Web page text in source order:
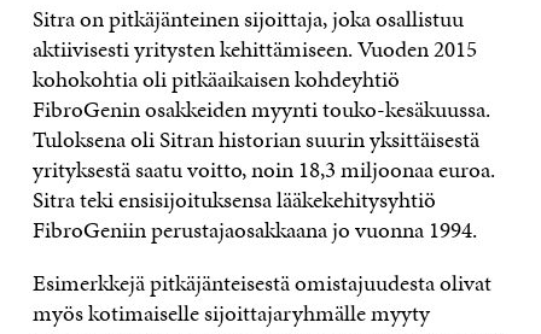
Sitra on pitkäjänteinen sijoittaja, joka osallistuu
aktiivisesti yritysten kehittämiseen. Vuoden 2015
kohokohtia oli pitkäaikaisen kohdeyhtiö
FibroGenin osakkeiden myynti touko-kesäkuussa.
Tuloksena oli Sitran historian suurin yksittäisestä
yrityksestä saatu voitto, noin 18,3 miljoonaa euroa.
Sitra teki ensisijoituksensa lääkekehitysyhtiö
FibroGeniin perustajaosakkaana jo vuonna 1994.
Esimerkkejä pitkäjänteisestä omistajuudesta olivat
myös kotimaiselle sijoittajaryhmälle myyty